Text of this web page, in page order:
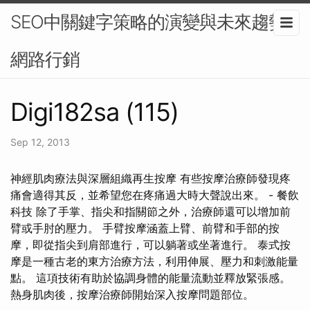
SEO中關鍵字策略的演變與未來趨勢-
網路行銷
Digi182sa (115)
Sep 12, 2013
神經肌肉療法與深層組織再生按摩 有些按摩治療師發現疼
痛會適得其反，並希望您在疼痛過大時大聲說出來。 - 餐飲
科技 除了手掌、指尖和指關節之外，治療師還可以增加前
臂或手肘的壓力。 手臂按摩涵蓋上臂、前臂和手部的按
摩，即從指尖到肩部進行，可以躺著或坐著進行。 泰式按
摩是一種古老的東方治療方法，利用伸展、壓力和刺激能量
點。 這項技術有助於協調身體的能量流動並釋放緊張感。
熱身肌肉後，按摩治療師開始深入按摩問題部位。